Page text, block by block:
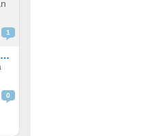
i
1
Du skal turde sige nej tak!
0